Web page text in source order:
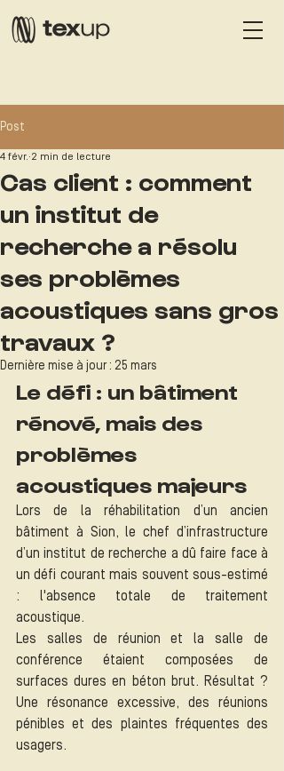
Post
Cas client : comment
un institut de
recherche a résolu
ses problèmes
acoustiques sans gros
travaux ?
4 févr. 2 min de lecture
Dernière mise à jour : 25 mars
Le défi : un bâtiment
rénové, mais des
problèmes
acoustiques majeurs
Lors de la réhabilitation d’un ancien
bâtiment à Sion, le chef d’infrastructure
d’un institut de recherche a dû faire face à
un défi courant mais souvent sous-estimé
: l'absence totale de traitement
acoustique.
Les salles de réunion et la salle de
conférence étaient composées de
surfaces dures en béton brut. Résultat ?
Une résonance excessive, des réunions
pénibles et des plaintes fréquentes des
usagers.